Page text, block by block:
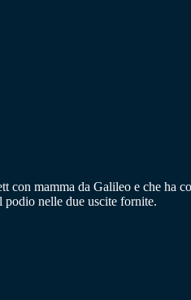
con mamma da Galileo e che ha
nelle due uscite fornite.